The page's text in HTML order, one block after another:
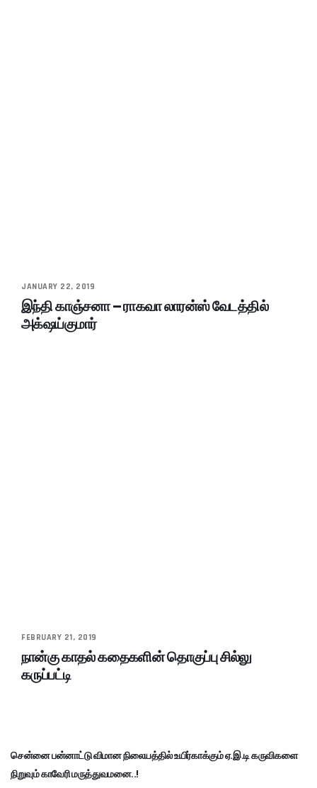
JANUARY 22, 2019
இந்தி காஞ்சனா – ராகவா லாரன்ஸ் வேடத்தில்
அக்‌ஷய்குமார்
FEBRUARY 21, 2019
நான்கு காதல் கதைகளின் தொகுப்பு சில்லு
கருப்பட்டி
சென்னை பன்னாட்டு விமான நிலையத்தில் உயிர்காக்கும் ஏ.இ.டி கருவிகளை
நிறுவும் காவேரி மருத்துவமனை..!